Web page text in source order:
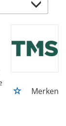
Merken